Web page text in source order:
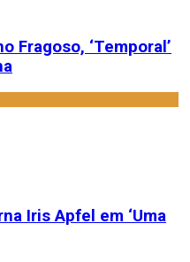
Fragoso, ‘Temporal’
Iris Apfel em ‘Uma